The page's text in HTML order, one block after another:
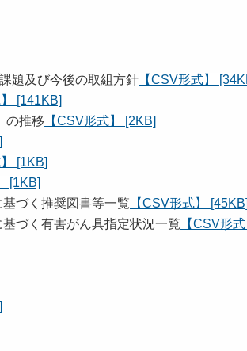
題及び今後の取組方針 【CSV形式】
[141KB]
の推移 【CSV形式】 [2KB]
[1KB]
[1KB]
づく推奨図書等一覧 【CSV形式】
づく有害がん具指定状況一覧 【CSV形